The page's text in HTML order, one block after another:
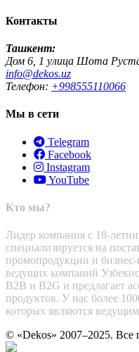
Контакты
Ташкент:
Дом 6, 1 улица Шота
info@dekos.uz
Телефон: +998555110066
Мы в сети
Telegram
Facebook
Instagram
YouTube
Кто мы?
Лидер компания с 18-
специализируется на
промопродукции и
ведущих компаний
B2B и B2G и предлагает
продуктов. У нас более
которых являются
© «Dekos» 2007–2025.